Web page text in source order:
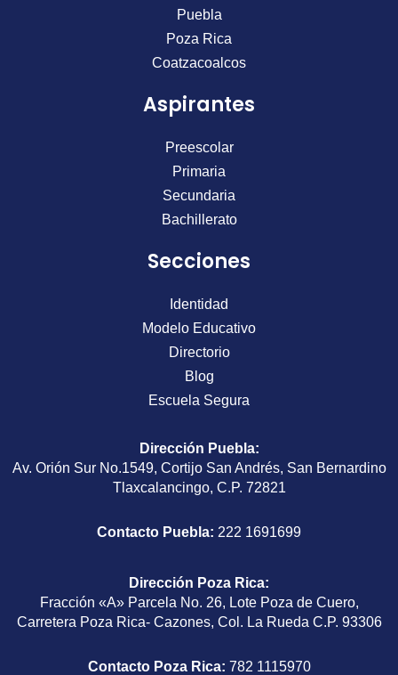
k
g
r
a
Puebla
Poza Rica
Coatzacoalcos
Aspirantes
Preescolar
Primaria
Secundaria
Bachillerato
Secciones
Identidad
Modelo Educativo
Directorio
Blog
Escuela Segura
Dirección Puebla:
Av. Orión Sur No.1549, Cortijo San Andrés, San Bernardino
Tlaxcalancingo, C.P. 72821
Contacto Puebla: 222 1691699
Dirección Poza Rica:
Fracción «A» Parcela No. 26, Lote Poza de Cuero,
Carretera Poza Rica- Cazones, Col. La Rueda C.P. 93306
Contacto Poza Rica: 782 1115970